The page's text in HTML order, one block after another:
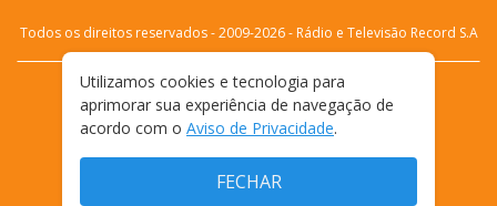
Todos os direitos reservados - 2009-2026- Rádio e Televisão Record S.A
FALE CONOSCO
PRIVACIDADE
TERMOS E CONDIÇÕES DE USO
Utilizamos cookies e tecnologia para
aprimorar sua experiência de navegação de
acordo com o Aviso de Privacidade.
FECHAR